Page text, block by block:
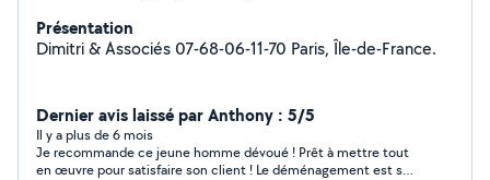
Présentation
Dimitri & Associés 07-68-06-11-70 Paris, Île-de-France.
Dernier avis laissé par Anthony : 5/5
Il y a plus de 6 mois
Je recommande ce jeune homme dévoué ! Prêt à mettre tout
en œuvre pour satisfaire son client ! Le déménagement est sa